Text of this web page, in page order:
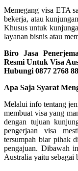
Memegang visa ETA
bekerja, atau
Khusus untuk
layanan bisnis atau
Biro Jasa
Resmi Untuk Visa
Hubungi 0877 2768
Apa Saja Syarat
Melalui info tentang
membuat visa yang
dengan tujuan
pengerjaan visa
tersumpah biar pihak
pengajuan. Dibawah
Australia yaitu sebagai